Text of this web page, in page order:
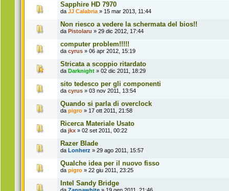
Sapphire HD 7970
da JJ Calabria » 15 mar 2013, 11:44
Non riesco a vedere la schermata del bios!!
da Pistolaru » 29 dic 2012, 17:44
computer problem!!!!!
da cyrus » 06 apr 2012, 15:19
Stricata a scoppio ritardato
da Darknight » 02 dic 2011, 18:29
sito tedesco per gli componenti
da cyrus » 03 nov 2011, 13:54
Quando si parla di overclock
da pigro » 17 ott 2011, 21:58
Ricerca Materiale Usato
da jkx » 02 set 2011, 00:22
Razer Blade
da Lonherz » 29 ago 2011, 15:57
Qualche idea per il nuovo fisso
da pigro » 22 giu 2011, 23:25
Intel Sandy Bridge